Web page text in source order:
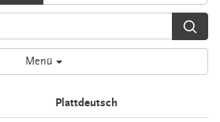
Menü
Plattdeutsch